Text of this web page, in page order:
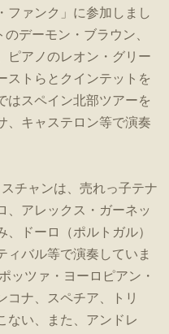
ファンク」に参加しまし
デーモン・ブラウン、
ピアノのレオン・グリー
ストらとクインテットを
はスペイン北部ツアーを
、キャステロン等で演奏
チャンは、売れっ子テナ
、アレックス・ガーネッ
ドーロ（ポルトガル）
バル等で演奏していま
ッツァ・ヨーロピアン・
コナ、スペチア、トリ
ない、また、アンドレ